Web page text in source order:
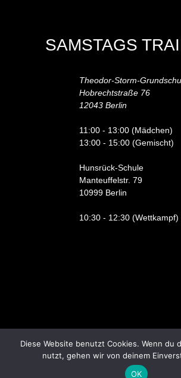
SAMSTAGS
Theodor-Storm-
Hobrechtstraße 76
12043 Berlin
11:00 - 13:00 (Mädchen)
13:00 - 15:00 (Gemischt)
Hunsrück-Schule
Manteuffelstr. 79
10999 Berlin
10:30 - 12:30 (Wettkampf)
© SC UMUTSPOR BERLIN 2026
Diese Website benutzt Cookies. Wenn du
nutzt, gehen wir von deinem
OK